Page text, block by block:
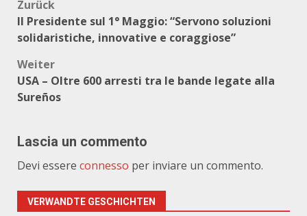
Beitragsnavigation
Zurück
Il Presidente sul 1° Maggio: “Servono soluzioni
solidaristiche, innovative e coraggiose”
Weiter
USA – Oltre 600 arresti tra le bande legate alla
Sureños
Lascia un commento
Devi essere connesso per inviare un commento.
VERWANDTE GESCHICHTEN